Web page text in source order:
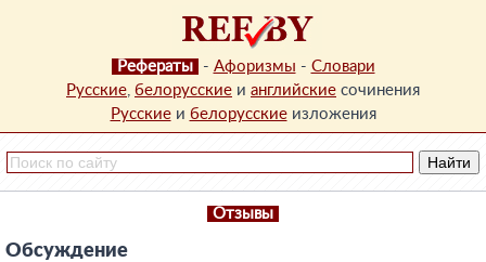
Рефераты - Афоризмы - Словари
Русские, белорусские и английские сочинения
Русскиеи белорусскиеизложения
Отзывы
Обсуждение